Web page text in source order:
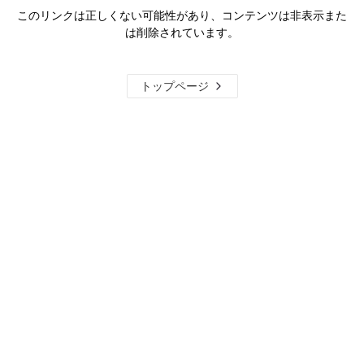
このリンクは正しくない可能性があり、コンテンツは非表示また
は削除されています。
トップページ